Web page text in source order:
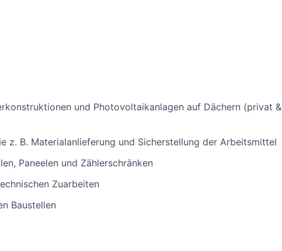
und Photovoltaikanlagen auf Dächern (privat &
z. B. Materialanlieferung und Sicherstellung der Arbeitsmittel
Paneelen und Zählerschränken
Zuarbeiten
Baustellen